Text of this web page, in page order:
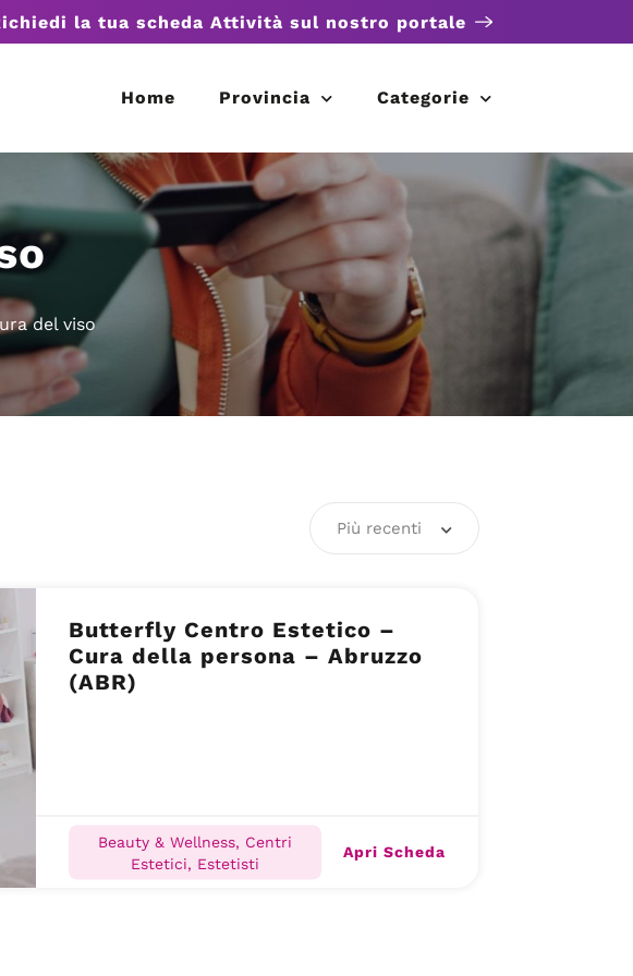
la tua scheda Attività sul nostro portale
Home Provincia Categorie
del viso
Più recenti
Butterfly Centro Estetico –
Cura della persona – Abruzzo
(ABR)
Beauty & Wellness, Centri
Estetici, Estetisti
Apri Scheda